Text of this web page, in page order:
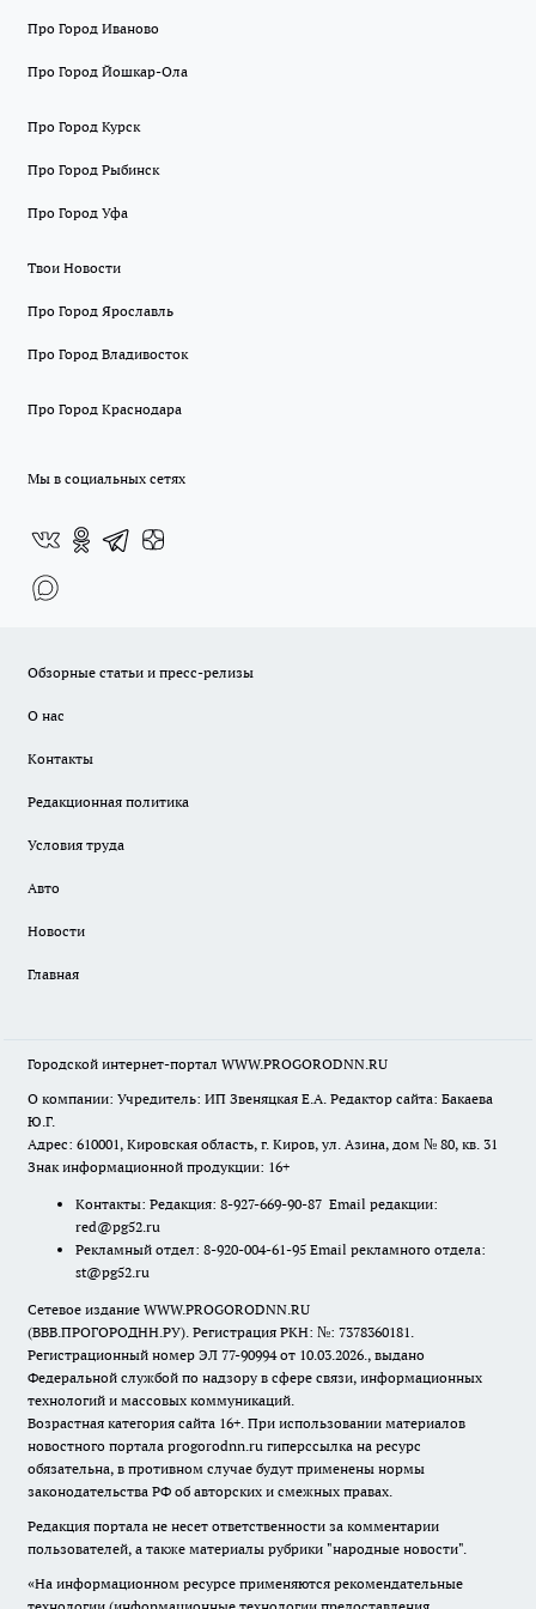
Про Город Иваново
Про Город Йошкар-Ола
Про Город Курск
Про Город Рыбинск
Про Город Уфа
Твои Новости
Про Город Ярославль
Про Город Владивосток
Про Город Краснодара
Мы в социальных сетях
Обзорные статьи и пресс-релизы
О нас
Контакты
Редакционная политика
Условия труда
Авто
Новости
Главная
Городской интернет-портал WWW.PROGORODNN.RU
О компании: Учредитель: ИП Звеняцкая Е.А. Редактор сайта: Бакаева
Ю.Г.
Адрес: 610001, Кировская область, г. Киров, ул. Азина, дом № 80, кв. 31
Знак информационной продукции: 16+
Контакты: Редакция: 8-927-669-90-87 Email редакции:
red@pg52.ru
Рекламный отдел: 8-920-004-61-95 Email рекламного отдела:
st@pg52.ru
Сетевое издание WWW.PROGORODNN.RU
(ВВВ.ПРОГОРОДНН.РУ). Регистрация РКН: №: 7378360181.
Регистрационный номер ЭЛ 77-90994 от 10.03.2026., выдано
Федеральной службой по надзору в сфере связи, информационных
технологий и массовых коммуникаций.
Возрастная категория сайта 16+. При использовании материалов
новостного портала progorodnn.ru гиперссылка на ресурс
обязательна, в противном случае будут применены нормы
законодательства РФ об авторских и смежных правах.
Редакция портала не несет ответственности за комментарии
пользователей, а также материалы рубрики "народные новости".
«На информационном ресурсе применяются рекомендательные